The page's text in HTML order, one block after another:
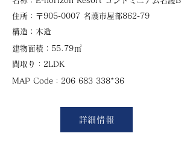
住所：〒905-0007 名護市屋部862-79
​構造：木造
建物面積：55.79㎡
​間取り：2LDK
​MAP Code：206 683 338*36
詳細情報